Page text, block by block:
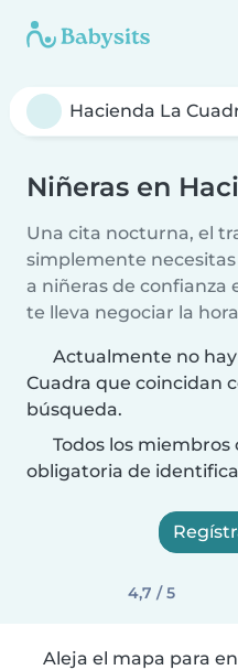
Niñeras en
Una cita nocturna, el
simplemente
a niñeras de confianza
te lleva negociar la
Actualmente no
Cuadra que coincidan
búsqueda.
Todos los
obligatoria de
4,7 / 5
Aleja el mapa para